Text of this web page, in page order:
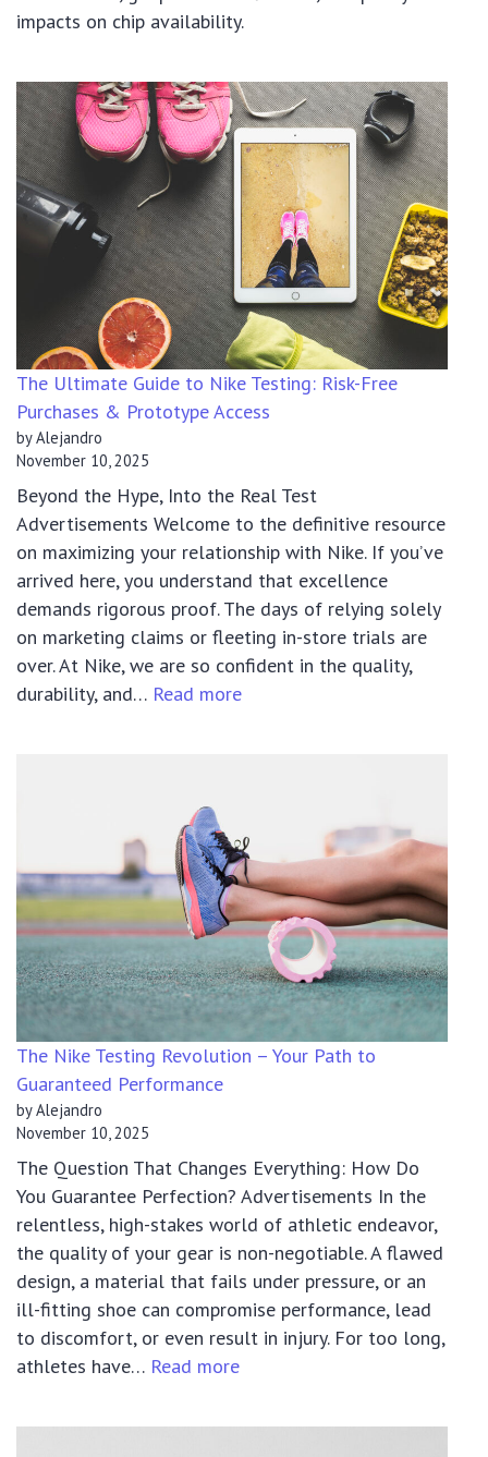
impacts on chip availability.
The Ultimate Guide to Nike Testing: Risk-Free
Purchases & Prototype Access
by Alejandro
November 10, 2025
Beyond the Hype, Into the Real Test
Advertisements Welcome to the definitive resource
on maximizing your relationship with Nike. If you’ve
arrived here, you understand that excellence
demands rigorous proof. The days of relying solely
on marketing claims or fleeting in-store trials are
over. At Nike, we are so confident in the quality,
durability, and… Read more:
Nike
Testing:
Risk-
Free
Purchases
&
Prototype
Access
The Nike Testing Revolution – Your Path to
Guaranteed Performance
by Alejandro
November 10, 2025
The Question That Changes Everything: How Do
You Guarantee Perfection? Advertisements In the
relentless, high-stakes world of athletic endeavor,
the quality of your gear is non-negotiable. A flawed
design, a material that fails under pressure, or an
ill-fitting shoe can compromise performance, lead
to discomfort, or even result in injury. For too long,
athletes have… Read more:
Nike